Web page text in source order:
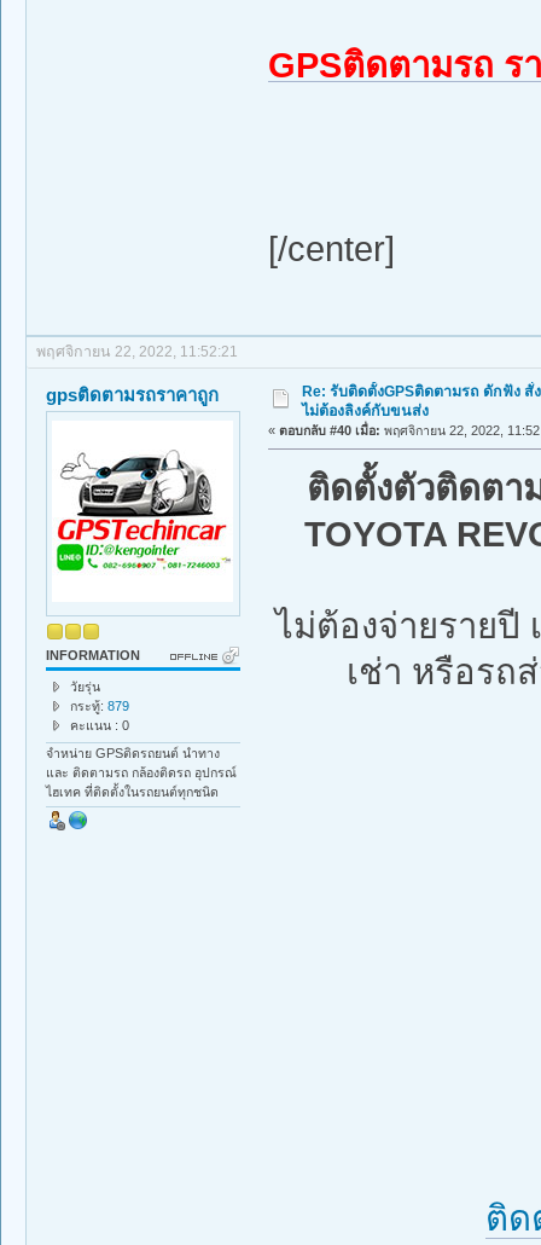
GPSติดตามรถ
[/center]
พฤศจิกายน 22, 2022, 11:52:21
gpsติดตามรถราคาถูก
INFORMATION
วัยรุ่น
กระทู้: 879
คะแนน : 0
จำหน่าย GPSติดรถยนต์ นำทาง
และ ติดตามรถ กล้องติดรถ อุปกรณ์
ไฮเทค ที่ติดตั้งในรถยนต์ทุกชนิด
Re: รับติดตั้งGPSติดตามรถ ดักฟัง สั่
ไม่ต้องลิงค์กับขนส่ง
« ตอบกลับ #40 เมื่อ: พฤศจิกายน 22, 2022,
ติดตั้งตัวติดตา
TOYOTA
ไม่ต้องจ่ายรายปี
เช่า หรือรถ
ติ